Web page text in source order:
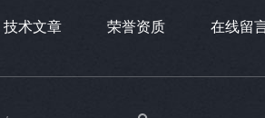
技术文章 荣誉资质 在线留